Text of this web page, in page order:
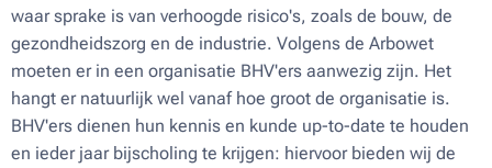
waar sprake is van verhoogde risico's, zoals de bouw, de
gezondheidszorg en de industrie. Volgens de Arbowet
moeten er in een organisatie BHV'ers aanwezig zijn. Het
hangt er natuurlijk wel vanaf hoe groot de organisatie is.
BHV'ers dienen hun kennis en kunde up-to-date te houden
en ieder jaar bijscholing te krijgen: hiervoor bieden wij de